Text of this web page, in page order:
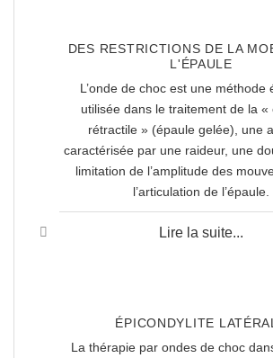
DES RESTRICTIONS DE LA
L'ÉPAULE
L’onde de choc est une méthode
utilisée dans le traitement de la «
rétractile » (épaule gelée), une
caractérisée par une raideur, une
limitation de l’amplitude des
l’articulation de l’épaule.
Lire la suite...
ÉPICONDYLITE
La thérapie par ondes de choc